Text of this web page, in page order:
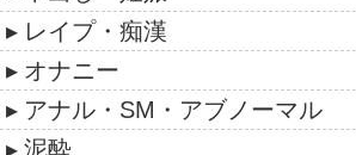
レイプ・痴漢
オナニー
アナル・SM・アブノーマル
泥酔